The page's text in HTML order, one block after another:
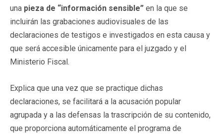
una pieza de “información sensible” en la que se
incluirán las grabaciones audiovisuales de las
declaraciones de testigos e investigados en esta causa y
que será accesible únicamente para el juzgado y el
Ministerio Fiscal.
Explica que una vez que se practique dichas
declaraciones, se facilitará a la acusación popular
agrupada y a las defensas la trascripción de su contenido,
que proporciona automáticamente el programa de